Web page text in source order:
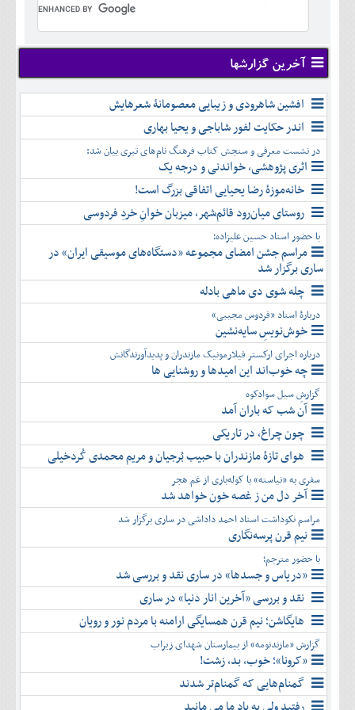
دی
بهمن
اسفند
آبان
آذر
دی
بهمن
اسفند
شهريور
مهر
آبان
آذر
دی
بهمن
اسفند
تير
مرداد
شهريور
مهر
آبان
آذر
دی
بهمن
اسفند
آخرین گزارشها
افشین شاهرودی و زیبایی معصومانۀ شعرهایش
اندر حکایت لفور شاباجی و یحیا بهاری
در نشست معرفی و سنجش کتاب فرهنگ نام‌های تبری بیان شد:
اثری پژوهشی، خواندنی و درجه یک
خانه‌موزۀ رضا یحیایی اتفاقی بزرگ است!
روستای میان‌رود قائم‌شهر، میزبان خوانِ خردِ فردوسی
با حضور استاد حسین علیزاده؛
مراسم جشن امضای مجموعه «دستگاه‌های موسیقی ایران» در
ساری برگزار شد
چله شوی دی ماهی بادله
دربارۀ استاد «فردوس مجیبی»
خوش‌نویسِ سایه‌نشین
درباره اجرای ارکستر فیلارمونیک مازندران و پدیدآورندگانش
چه خوب‌اند این امیدها و روشنایی ها
گزارشِ سیل سوادکوه
آن شب که باران آمد
چون چراغ، در تاریکی
هوای تازۀ مازندران با حبیب بُرجیان و مریم محمدی کُردخیلی
سفری به «نیاسته» با کوله‌باری از غم هجر
آخر دل من ز غصه خون خواهد شد
مراسم نکوداشت استاد احمد داداشی در ساری برگزار شد
نیم قرن پرسه‌نگاری
با حضور مترجم؛
«دریاس و جسدها» در ساری نقد و بررسی شد
نقد و بررسی «آخرین انار دنیا» در ساری
هایگاشن؛ نیم قرن همسایگی ارامنه با مردم نور و رویان
گزارش «مازندنومه» از بیمارستان شهدای زیراب
«کرونا»؛ خوب، بد، زشت!
گمنام‌هایی که گمنام‌تر شدند